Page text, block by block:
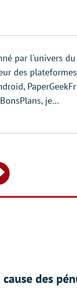
par l'univers
des
je…
des